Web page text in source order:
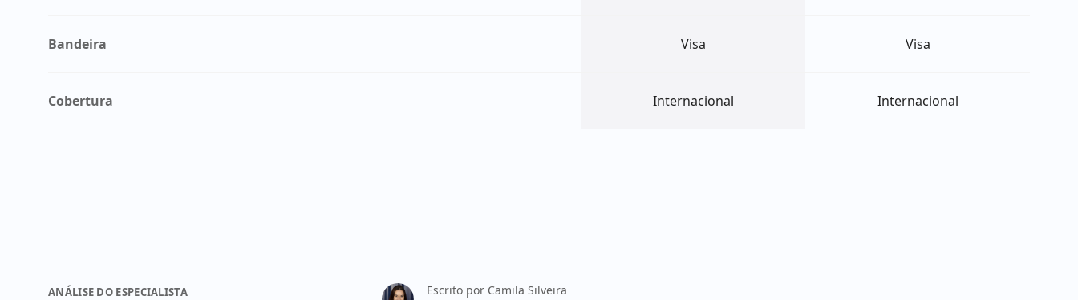
Bandeira Visa Visa
Cobertura Internacional Internacional
ANÁLISE DO ESPECIALISTA Escrito por Camila Silveira